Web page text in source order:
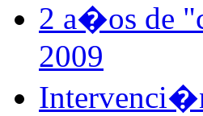
2 a�os de
2009